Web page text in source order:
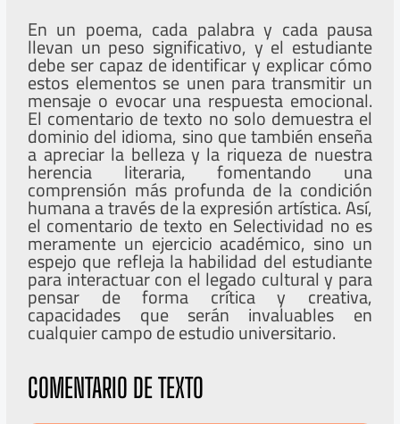
En un poema, cada palabra y cada pausa
llevan un peso significativo, y el estudiante
debe ser capaz de identificar y explicar cómo
estos elementos se unen para transmitir un
mensaje o evocar una respuesta emocional.
El comentario de texto no solo demuestra el
dominio del idioma, sino que también enseña
a apreciar la belleza y la riqueza de nuestra
herencia literaria, fomentando una
comprensión más profunda de la condición
humana a través de la expresión artística. Así,
el comentario de texto en Selectividad no es
meramente un ejercicio académico, sino un
espejo que refleja la habilidad del estudiante
para interactuar con el legado cultural y para
pensar de forma crítica y creativa,
capacidades que serán invaluables en
cualquier campo de estudio universitario.
COMENTARIO DE TEXTO